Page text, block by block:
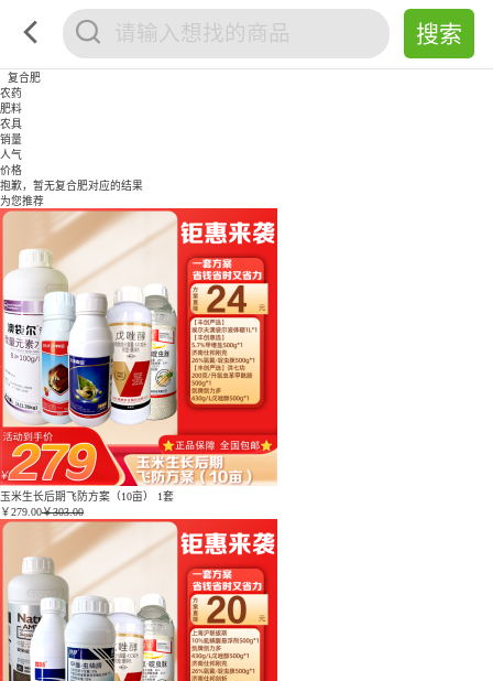
复合肥
农药
肥料
农具
销量
人气
价格
抱歉，暂无复合肥对应的结果
为您推荐
玉米生长后期飞防方案（10亩） 1套
￥279.00￥303.00